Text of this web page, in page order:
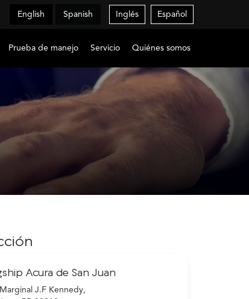
English Spanish Inglés Español
Prueba de manejo Servicio Quiénes somos
Acura de San Juan
J.F Kennedy,